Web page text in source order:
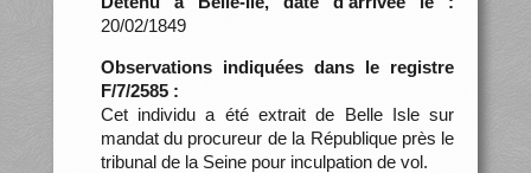
20/02/1849
Observations indiquées dans le registre
F/7/2585 :
Cet individu a été extrait de Belle Isle sur
mandat du procureur de la République près le
tribunal de la Seine pour inculpation de vol.